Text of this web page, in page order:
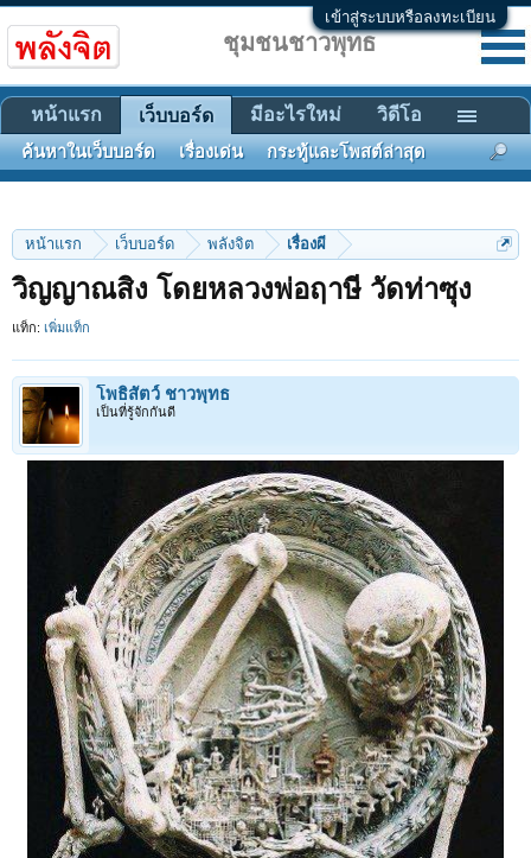
เข้าสู่ระบบหรือลงทะเบียน
หน้าแรก เว็บบอร์ด พลังจิต เรื่องผี
วิญญาณสิง โดยหลวงพ่อฤาษี วัดท่าซุง
แท็ก: เพิ่มแท็ก
โพธิสัตว์ ชาวพุทธ
เป็นที่รู้จักกันดี
ชุมชนชาวพุทธ
หน้าแรก เว็บบอร์ด
ค้นหาในเว็บบอร์ด เรื่องเด่น กระทู้และโพสต์ล่าสุด
มีอะไรใหม่ วิดีโอ